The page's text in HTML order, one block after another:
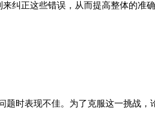
纠正这些错误，从而提高整体的准确
题时表现不佳。为了克服这一挑战，